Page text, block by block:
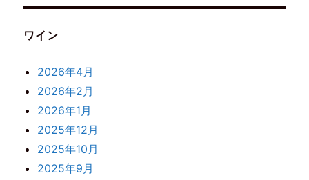
ワイン
2026年4月
2026年2月
2026年1月
2025年12月
2025年10月
2025年9月